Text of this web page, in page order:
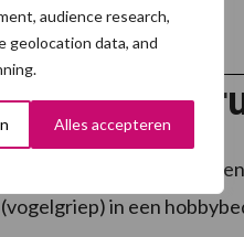
audience research,
geolocation data, and
Alles accepteren
en veterinaire
in een